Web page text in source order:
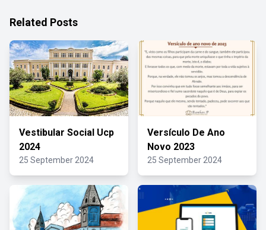
Related Posts
Vestibular Social Ucp
2024
25 September 2024
Versículo De Ano
Novo 2023
25 September 2024